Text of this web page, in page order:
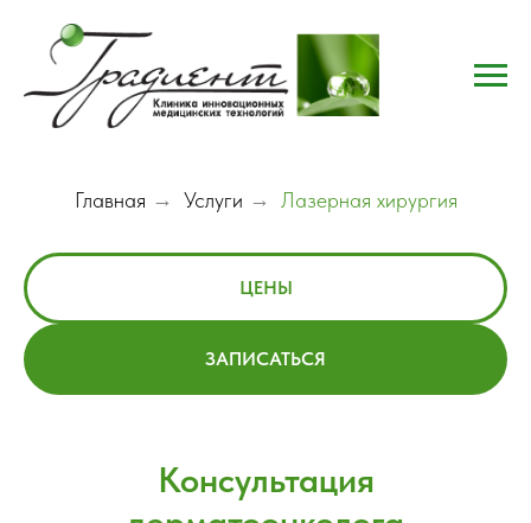
Главная → Услуги → Лазерная хирургия
ЦЕНЫ
ЗАПИСАТЬСЯ
Консультация